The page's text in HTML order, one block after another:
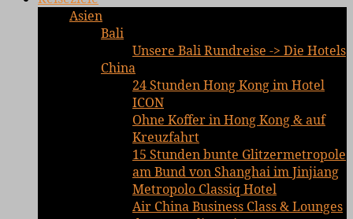
Asien
Bali
Unsere Bali Rundreise -> Die Hotels
China
24 Stunden Hong Kong im Hotel
ICON
Ohne Koffer in Hong Kong & auf
Kreuzfahrt
15 Stunden bunte Glitzermetropole
am Bund von Shanghai im Jinjiang
Metropolo Classiq Hotel
Air China Business Class & Lounges